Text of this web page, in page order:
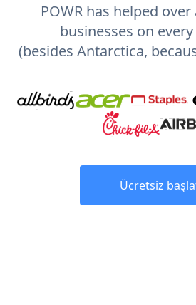
POWR has helped
businesses on
(besides Antarctica,
Ücretsiz